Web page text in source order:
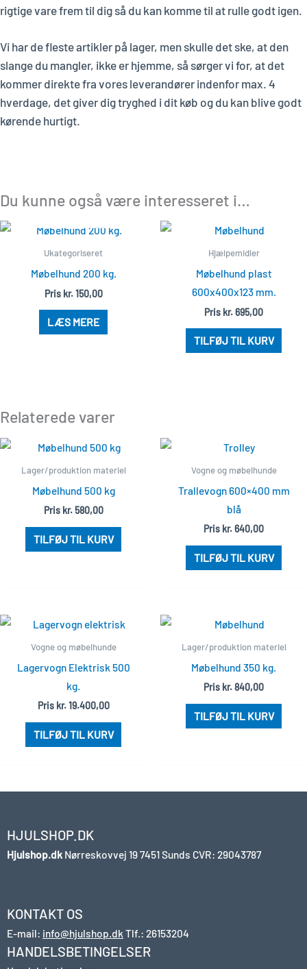
rigtige vare frem til dig så du kan komme til at rulle godt igen.
Vi har de fleste artikler på lager, men skulle det ske, at den
slange du mangler, ikke er hjemme, så sørger vi for, at det
kommer direkte fra vores leverandører indenfor max. 4
hverdage, det giver dig tryghed i dit køb og du kan blive godt
kørende hurtigt.
Du kunne også være interesseret i…
UDSOLGT
Ukategoriseret
Møbelhund 200 kg.
Pris kr.150,00
LÆS MERE
Hjælpemidler
Møbelhund plast
600x400x123 mm.
Pris kr.695,00
TILFØJ TIL KURV
Relaterede varer
Lager/produktion materiel
Møbelhund 500 kg
Pris kr.580,00
TILFØJ TIL KURV
Vogne og møbelhunde
Trallevogn 600×400 mm
blå
Pris kr.640,00
TILFØJ TIL KURV
Vogne og møbelhunde
Lagervogn Elektrisk 500
kg.
Pris kr.19.400,00
TILFØJ TIL KURV
Lager/produktion materiel
Møbelhund 350 kg.
Pris kr.840,00
TILFØJ TIL KURV
HJULSHOP.DK
Hjulshop.dk Nørreskovvej 197451 Sunds CVR: 29043787
KONTAKT OS
E-mail: info@hjulshop.dk Tlf.: 26153204
HANDELSBETINGELSER